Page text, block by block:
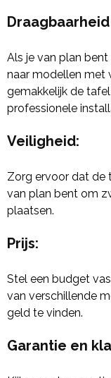
Als je van plan
naar modellen met
gemakkelijk de
professionele
Veiligheid:
Zorg ervoor dat de
van plan bent om
plaatsen.
Prijs:
Stel een budget
van verschillende
geld te vinden.
Garantie en